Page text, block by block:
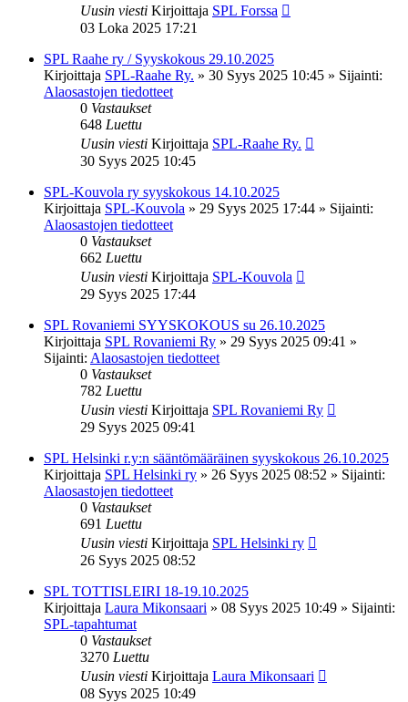
Uusin viesti Kirjoittaja SPL Forssa
03 Loka 2025 17:21
SPL Raahe ry / Syyskokous 29.10.2025
Kirjoittaja SPL-Raahe Ry. » 30 Syys 2025 10:45 » Sijainti:
Alaosastojen tiedotteet
0 Vastaukset
648 Luettu
Uusin viesti Kirjoittaja SPL-Raahe Ry.
30 Syys 2025 10:45
SPL-Kouvola ry syyskokous 14.10.2025
Kirjoittaja SPL-Kouvola » 29 Syys 2025 17:44 » Sijainti:
Alaosastojen tiedotteet
0 Vastaukset
662 Luettu
Uusin viesti Kirjoittaja SPL-Kouvola
29 Syys 2025 17:44
SPL Rovaniemi SYYSKOKOUS su 26.10.2025
Kirjoittaja SPL Rovaniemi Ry » 29 Syys 2025 09:41 »
Sijainti: Alaosastojen tiedotteet
0 Vastaukset
782 Luettu
Uusin viesti Kirjoittaja SPL Rovaniemi Ry
29 Syys 2025 09:41
SPL Helsinki r.y:n sääntömääräinen syyskokous 26.10.2025
Kirjoittaja SPL Helsinki ry » 26 Syys 2025 08:52 » Sijainti:
Alaosastojen tiedotteet
0 Vastaukset
691 Luettu
Uusin viesti Kirjoittaja SPL Helsinki ry
26 Syys 2025 08:52
SPL TOTTISLEIRI 18-19.10.2025
Kirjoittaja Laura Mikonsaari » 08 Syys 2025 10:49 » Sijainti:
SPL-tapahtumat
0 Vastaukset
3270 Luettu
Uusin viesti Kirjoittaja Laura Mikonsaari
08 Syys 2025 10:49